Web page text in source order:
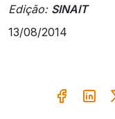
Edição: SINAIT
13/08/2014